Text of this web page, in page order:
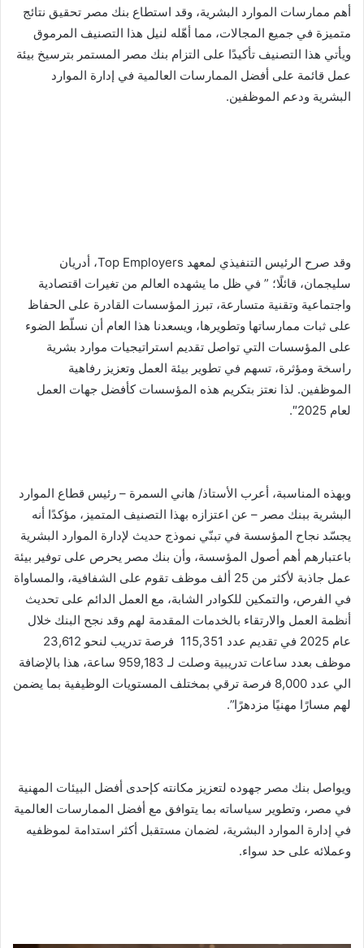
أهم ممارسات الموارد البشرية، وقد استطاع بنك مصر تحقيق نتائج
متميزة في جميع المجالات، مما أهّله لنيل هذا التصنيف المرموق
ويأتي هذا التصنيف تأكيدًا على التزام بنك مصر المستمر بترسيخ بيئة
عمل قائمة على أفضل الممارسات العالمية في إدارة الموارد
البشرية ودعم الموظفين.
وقد صرح الرئيس التنفيذي لمعهد Top Employers، أدريان
سليجمان، قائلًا؛ ” في ظل ما يشهده العالم من تغيرات اقتصادية
واجتماعية وتقنية متسارعة، تبرز المؤسسات القادرة على الحفاظ
على ثبات ممارساتها وتطويرها، ويسعدنا هذا العام أن نسلّط الضوء
على المؤسسات التي تواصل تقديم استراتيجيات موارد بشرية
راسخة ومؤثرة، تسهم في تطوير بيئة العمل وتعزيز رفاهية
الموظفين. لذا نعتز بتكريم هذه المؤسسات كأفضل جهات العمل
لعام 2025″.
وبهذه المناسبة، أعرب الأستاذ/ هاني السمرة – رئيس قطاع الموارد
البشرية ببنك مصر – عن اعتزازه بهذا التصنيف المتميز، مؤكدًا أنه
يجسّد نجاح المؤسسة في تبنّي نموذج حديث لإدارة الموارد البشرية
باعتبارهم أهم أصول المؤسسة، وأن بنك مصر يحرص على توفير بيئة
عمل جاذبة لأكثر من 25 ألف موظف تقوم على الشفافية، والمساواة
في الفرص، والتمكين للكوادر الشابة، مع العمل الدائم على تحديث
أنظمة العمل والارتقاء بالخدمات المقدمة لهم وقد نجح البنك خلال
عام 2025 في تقديم عدد 115,351 فرصة تدريب لنحو 23,612
موظف بعدد ساعات تدريبية وصلت لـ 959,183 ساعة، هذا بالإضافة
الي عدد 8,000 فرصة ترقي بمختلف المستويات الوظيفية بما يضمن
لهم مسارًا مهنيًا مزدهرًا”.
ويواصل بنك مصر جهوده لتعزيز مكانته كإحدى أفضل البيئات المهنية
في مصر، وتطوير سياساته بما يتوافق مع أفضل الممارسات العالمية
في إدارة الموارد البشرية، لضمان مستقبل أكثر استدامة لموظفيه
وعملائه على حد سواء.